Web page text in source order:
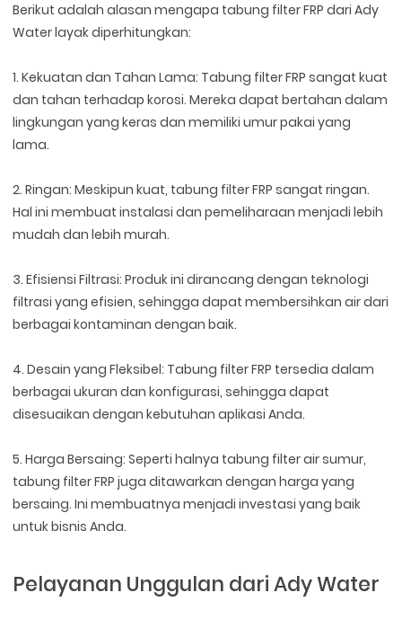
Berikut adalah alasan mengapa tabung filter FRP dari Ady
Water layak diperhitungkan:
1. Kekuatan dan Tahan Lama: Tabung filter FRP sangat kuat
dan tahan terhadap korosi. Mereka dapat bertahan dalam
lingkungan yang keras dan memiliki umur pakai yang
lama.
2. Ringan: Meskipun kuat, tabung filter FRP sangat ringan.
Hal ini membuat instalasi dan pemeliharaan menjadi lebih
mudah dan lebih murah.
3. Efisiensi Filtrasi: Produk ini dirancang dengan teknologi
filtrasi yang efisien, sehingga dapat membersihkan air dari
berbagai kontaminan dengan baik.
4. Desain yang Fleksibel: Tabung filter FRP tersedia dalam
berbagai ukuran dan konfigurasi, sehingga dapat
disesuaikan dengan kebutuhan aplikasi Anda.
5. Harga Bersaing: Seperti halnya tabung filter air sumur,
tabung filter FRP juga ditawarkan dengan harga yang
bersaing. Ini membuatnya menjadi investasi yang baik
untuk bisnis Anda.
Pelayanan Unggulan dari Ady Water